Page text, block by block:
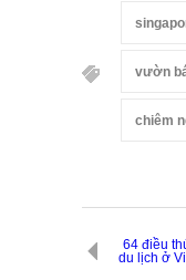
vườn
chiêm
64 điều
du lịch ở